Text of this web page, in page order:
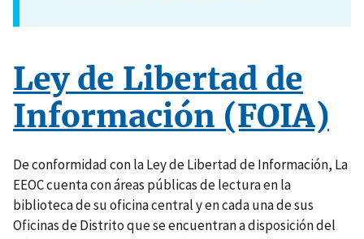
Ley de Libertad de
Información (FOIA)
De conformidad con la Ley de Libertad de Información, La
EEOC cuenta con áreas públicas de lectura en la
biblioteca de su oficina central y en cada una de sus
Oficinas de Distrito que se encuentran a disposición del